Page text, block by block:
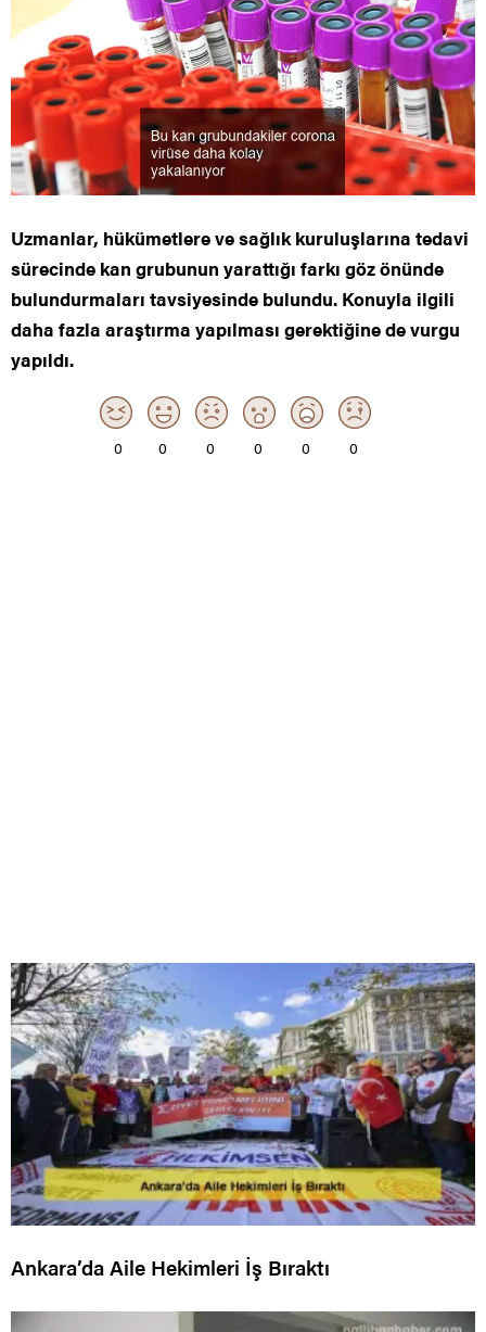
Uzmanlar, hükümetlere ve sağlık kuruluşlarına tedavi
sürecinde kan grubunun yarattığı farkı göz önünde
bulundurmaları tavsiyesinde bulundu. Konuyla ilgili
daha fazla araştırma yapılması gerektiğine de vurgu
yapıldı.
0 0 0 0 0 0
Ankara’da Aile Hekimleri İş Bıraktı